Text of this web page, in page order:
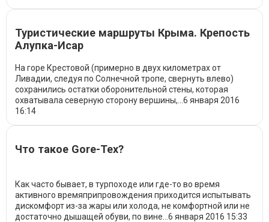
Туристические маршруты Крыма. Крепость
Алупка-Исар
На горе Крестовой (примерно в двух километрах от
Ливадии, следуя по Солнечной тропе, свернуть влево)
сохранились остатки оборонительной стены, которая
охватывала северную сторону вершины,... 6 января 2016
16:14
Что такое Gore-Tex?
Как часто бывает, в турпоходе или где-то во время
активного времяприпровождения приходится испытывать
дискомфорт из-за жары или холода, не комфортной или не
достаточно дышащей обуви, по вине... 6 января 2016 15:33